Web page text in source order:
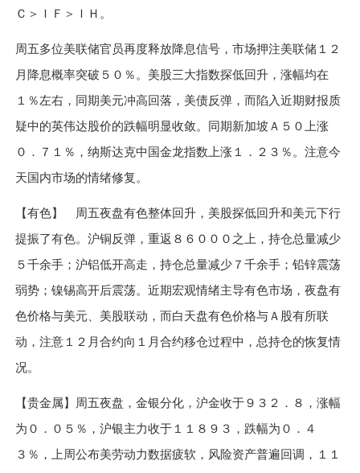
Ｃ＞ＩＦ＞ＩＨ 。
周五多位美联储官员再度释放降息信号，市场押注美联储 １２
月降息概率突破 ５０％ 。美股三大指数探低回升，涨幅均在
１％左右，同期美元冲高回落，美债反弹，而陷入近期财报质
疑中的英伟达股价的跌幅明显收敛。同期新加坡 Ａ５０
上涨
０．７１％ ，纳斯达克中国金龙指数上涨 １．２３％ 。注意今
天国内市场的情绪修复。
【有色】 周五夜盘有色整体回升，美股探低回升和美元下行
提振了有色。沪铜反弹，重返 ８６０００ 之上，持仓总量减少
５千余手；沪铝低开高走，持仓总量减少 ７千余手；铅锌震荡
弱势；镍锡高开后震荡。近期宏观情绪主导有色市场，夜盘有
色价格与美元、美股联动，而白天盘有色价格与 Ａ 股有所联
动，注意 １２ 月合约向 １ 月合约移仓过程中，总持仓的恢复情
况。
【贵金属】周五夜盘，金银分化，沪金收于９３２．８ ，涨幅
为 ０．０５％ ，沪银主力收于 １１８９３ ，跌幅为 ０．４
３％ ，上周公布美劳动力数据疲软，风险资产普遍回调，
１１